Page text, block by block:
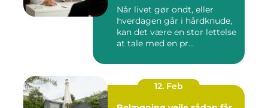
Når livet gør ondt, eller
hverdagen går i hårdknude,
kan det være en stor lettelse
at tale med en pr...
12. Feb